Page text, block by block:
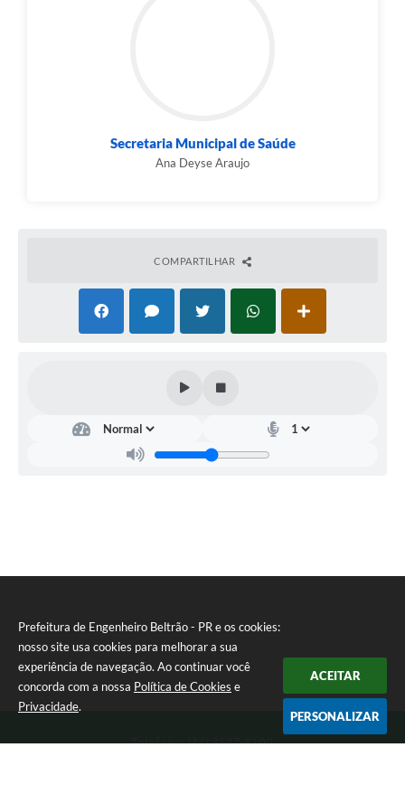
Prefeitura de Engenheiro Beltrão - PR e os cookies:
nosso site usa cookies para melhorar a sua
experiência de navegação. Ao continuar você
concorda com a nossa Política de Cookies e
Privacidade.
ACEITAR
PERSONALIZAR
Secretaria Municipal de Saúde
Ana Deyse Araujo
COMPARTILHAR
Telefone: (44) 3537-8100